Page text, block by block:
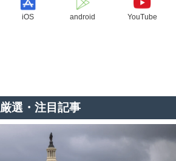
iOS android YouTube
厳選・注目記事